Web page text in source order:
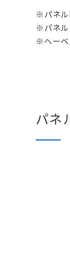
※パネ
※パネ
※へー
パネ